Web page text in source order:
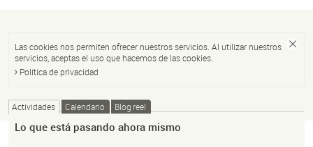
Las cookies nos permiten ofrecer nuestros servicios. Al utilizar nuestros
servicios, aceptas el uso que hacemos de las cookies.
Política de privacidad
Actividades Calendario Blog reel
Lo que está pasando ahora mismo